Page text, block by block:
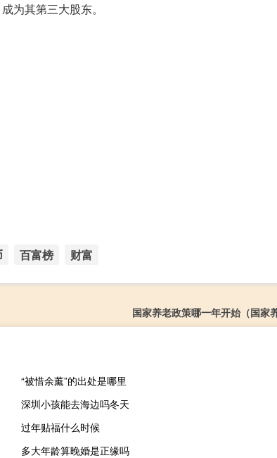
为其第三大股东。
百富榜 财富
国家养老政策哪一年开始（国家
“被惜余薰”的出处是哪里
深圳小孩能去海边吗冬天
过年贴福什么时候
多大年龄算晚婚是正缘吗